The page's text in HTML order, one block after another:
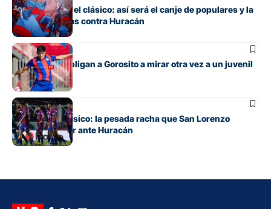
Todo listo para el clásico: así será el canje de populares y la
venta de plateas contra Huracán
Fútbol
Las lesiones obligan a Gorosito a mirar otra vez a un juvenil
Fútbol
Otra vez un clásico: la pesada racha que San Lorenzo
intentará cortar ante Huracán